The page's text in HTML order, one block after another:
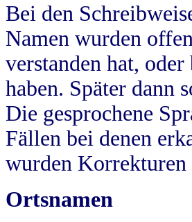
Bei den
Namen wurden
verstanden hat,
haben. Später dann
Die gesprochene
Fällen bei denen
wurden Korrekturen
Ortsnamen